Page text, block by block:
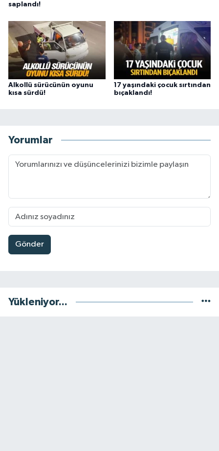
saplandı!
Alkollü sürücünün oyunu
kısa sürdü!
17 yaşındaki çocuk sırtından
bıçaklandı!
Yorumlar
Gönder
Yükleniyor...